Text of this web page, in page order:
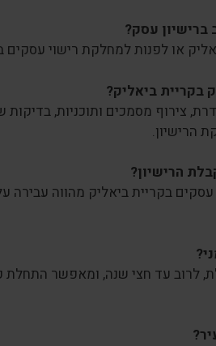
ברישיון עסק?
או לפנות למחלקת רישוי עסקים
בקריית ביאליק?
צירוף מסמכים ותוכניות, בדיקות
הרישיון.
הרישיון?
בקריית ביאליק מהווה עבירה
לרוב עד חצי שנה, ומאפשר